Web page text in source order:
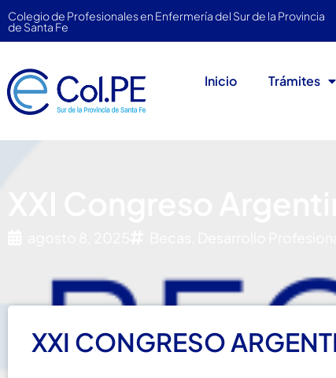
Colegio de Profesionales en Enfermería del Sur de la Provincia
de Santa Fe
Inicio Trámites
XXI Congreso
XXI CONGRESO